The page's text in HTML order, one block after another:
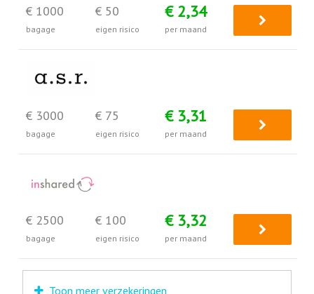
€ 1000
bagage
€ 50
eigen risico
€ 2,34
per maand
€ 3000
bagage
€ 75
eigen risico
€ 3,31
per maand
€ 2500
bagage
€ 100
eigen risico
€ 3,32
per maand
Toon meer verzekeringen